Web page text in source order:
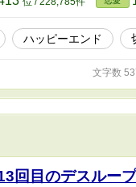
ハッピーエンド
文字数
回目のデスルー